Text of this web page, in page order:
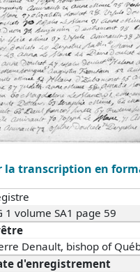
la transcription en
1 volume SA1 page 59
Denault, bishop of
d'enregistrement